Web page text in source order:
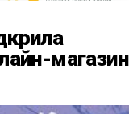
магазин